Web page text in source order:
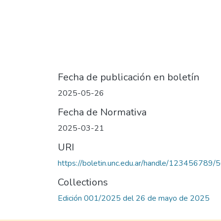
Fecha de publicación en boletín
2025-05-26
Fecha de Normativa
2025-03-21
URI
https://boletin.unc.edu.ar/handle/123456789/
Collections
Edición 001/2025 del 26 de mayo de 2025